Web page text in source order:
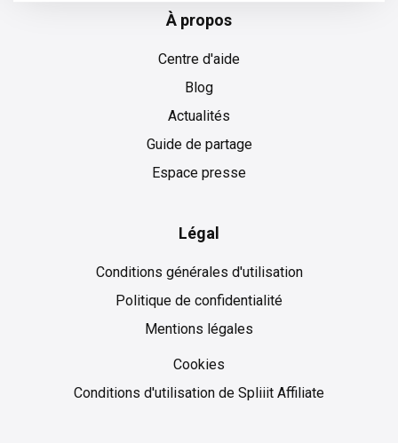
À propos
Centre d'aide
Blog
Actualités
Guide de partage
Espace presse
Légal
Conditions générales d'utilisation
Politique de confidentialité
Mentions légales
Cookies
Cookies
Conditions d'utilisation de Spliiit Affiliate